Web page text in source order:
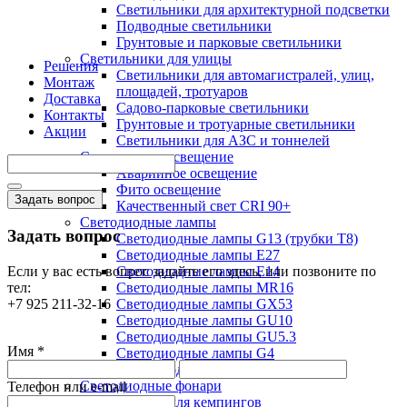
Светильники для архитектурной подсветки
Подводные светильники
Грунтовые и парковые светильники
Светильники для улицы
Светильники для автомагистралей, улиц,
площадей, тротуаров
Садово-парковые светильники
Грунтовые и тротуарные светильники
Светильники для АЗС и тоннелей
Специальное освещение
Аварийное освещение
Фито освещение
Качественный свет CRI 90+
Светодиодные лампы
Светодиодные лампы G13 (трубки T8)
Светодиодные лампы Е27
Светодиодные лампы Е14
Светодиодные лампы MR16
Светодиодные лампы GX53
Светодиодные лампы GU10
Светодиодные лампы GU5.3
Светодиодные лампы G4
Светодиодные лампы G9
Светодиодные фонари
Фонари для кемпингов
Решения
Монтаж
Доставка
Контакты
Акции
Задать вопрос
Задать вопрос
Если у вас есть вопрос задайте его здесь, или позвоните по
тел:
+7 925 211-32-16
Имя *
Телефон или e-mail